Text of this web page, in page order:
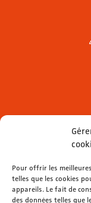
Pour offrir les
telles que les cookies
appareils. Le fait de
des données telles que